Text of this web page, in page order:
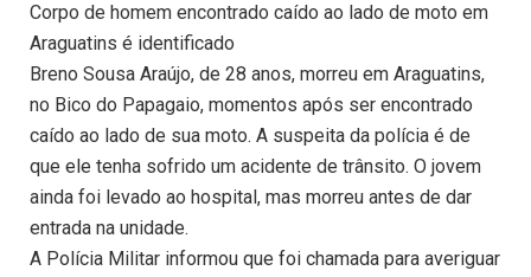
Corpo de homem encontrado caído ao lado de moto em
Araguatins é identificado
Breno Sousa Araújo, de 28 anos, morreu em Araguatins,
no Bico do Papagaio, momentos após ser encontrado
caído ao lado de sua moto. A suspeita da polícia é de
que ele tenha sofrido um acidente de trânsito. O jovem
ainda foi levado ao hospital, mas morreu antes de dar
entrada na unidade.
A Polícia Militar informou que foi chamada para averiguar